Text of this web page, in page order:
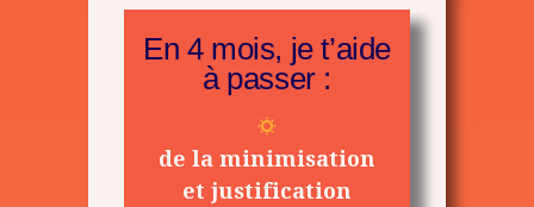
En 4 mois, je t’aide
à passer :
de la minimisation
et justification